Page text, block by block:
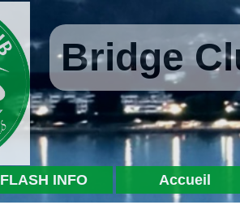
FLASH INFO Accueil
Bridge